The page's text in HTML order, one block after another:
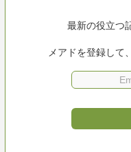
最新の役立つ
メアドを登録して